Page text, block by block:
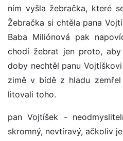
ním vyšla žebračka, které
Žebračka si chtěla pana
Baba Miliónová pak
chodí žebrat jen proto,
doby nechtěl panu
zimě v bídě z hladu
litovali toho.
pan Vojtíšek -
skromný, nevtíravý, ačkoliv